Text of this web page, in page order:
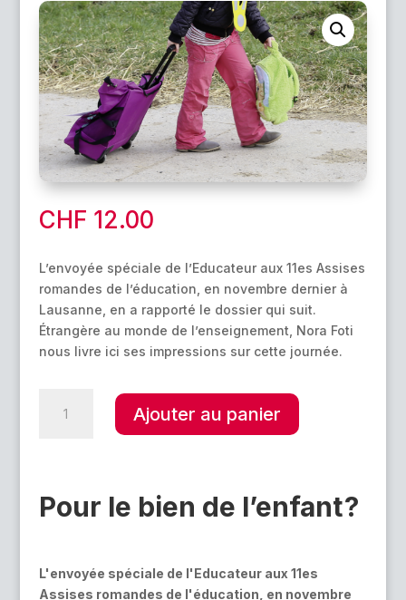
CHF 12.00
L’envoyée spéciale de l’Educateur aux 11es Assises
romandes de l’éducation, en novembre dernier à
Lausanne, en a rapporté le dossier qui suit.
Étrangère au monde de l’enseignement, Nora Foti
nous livre ici ses impressions sur cette journée.
de
École
à
Ajouter au panier
A
n
i
Pour le bien de l’enfant ?
L'envoyée spéciale de l'Educateur aux 11es
Assises romandes de l'éducation, en novembre